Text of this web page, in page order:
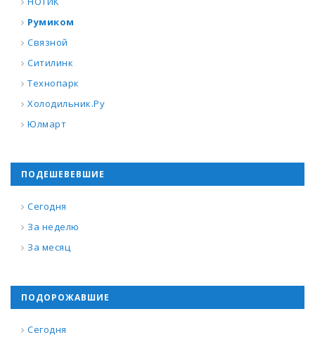
Румиком
Связной
Ситилинк
Технопарк
Холодильник.Ру
Юлмарт
ПОДЕШЕВЕВШИЕ
Сегодня
За неделю
За месяц
ПОДОРОЖАВШИЕ
Сегодня